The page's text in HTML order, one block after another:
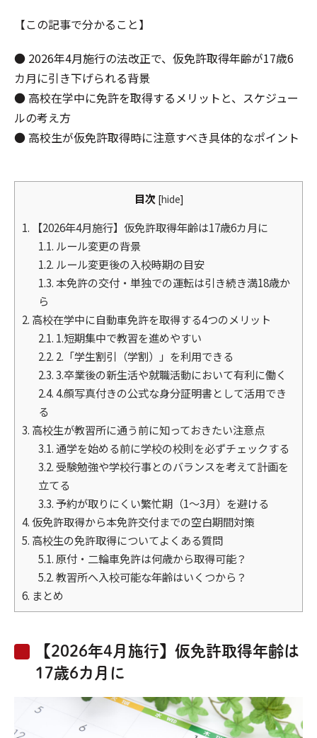
【この記事で分かること】
● 2026年4月施行の法改正で、仮免許取得年齢が17歳6
カ月に引き下げられる背景
● 高校在学中に免許を取得するメリットと、スケジュー
ルの考え方
● 高校生が仮免許取得時に注意すべき具体的なポイント
目次 [hide]
1. 【2026年4月施行】仮免許取得年齢は17歳6カ月に
1.1. ルール変更の背景
1.2. ルール変更後の入校時期の目安
1.3.本免許の交付・単独での運転は引き続き満18歳か
ら
2. 高校在学中に自動車免許を取得する4つのメリット
2.1. 1.短期集中で教習を進めやすい
2.2. 2.「学生割引（学割）」を利用できる
2.3.3.卒業後の新生活や就職活動において有利に働く
2.4.4.顔写真付きの公式な身分証明書として活用でき
る
3. 高校生が教習所に通う前に知っておきたい注意点
3.1.通学を始める前に学校の校則を必ずチェックする
3.2. 受験勉強や学校行事とのバランスを考えて計画を
立てる
3.3.予約が取りにくい繁忙期（1〜3月）を避ける
4.仮免許取得から本免許交付までの空白期間対策
5. 高校生の免許取得についてよくある質問
5.1. 原付・二輪車免許は何歳から取得可能？
5.2.教習所へ入校可能な年齢はいくつから？
6. まとめ
【2026年4月施行】仮免許取得年齢は
17歳6カ月に